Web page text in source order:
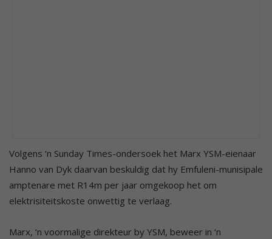
Volgens ‘n Sunday Times-ondersoek het Marx YSM-eienaar
Hanno van Dyk daarvan beskuldig dat hy Emfuleni-munisipale
amptenare met R14m per jaar omgekoop het om
elektrisiteitskoste onwettig te verlaag.
Marx, ‘n voormalige direkteur by YSM, beweer in ‘n